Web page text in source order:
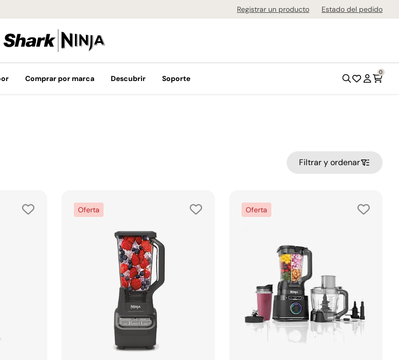
¡Envíos GRATIS de 1-3 días en todo el país!Registrar un producto Estado del pedido
Comprar por marca Descubrir Soporte
0
Filtrar y ordenar
Oferta Oferta